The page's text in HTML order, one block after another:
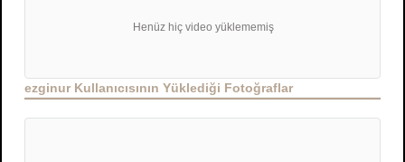
Henüz hiç video yüklememiş
ezginur Kullanıcısının Yüklediği Fotoğraflar